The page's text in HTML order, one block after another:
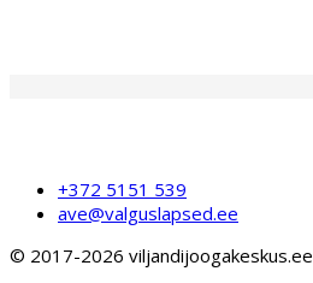
+372 5151 539
ave@valguslapsed.ee
© 2017-2026 viljandijoogakeskus.ee